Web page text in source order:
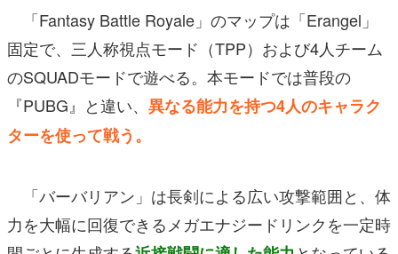
「Fantasy Battle Royale」のマップは「Erangel」
固定で、三人称視点モード（TPP）および4人チーム
のSQUADモードで遊べる。本モードでは普段の
『PUBG』と違い、 異なる能力を持つ4人のキャラク
ターを使って戦う。
「バーバリアン」は長剣による広い攻撃範囲と、体
力を大幅に回復できるメガエナジードリンクを一定時